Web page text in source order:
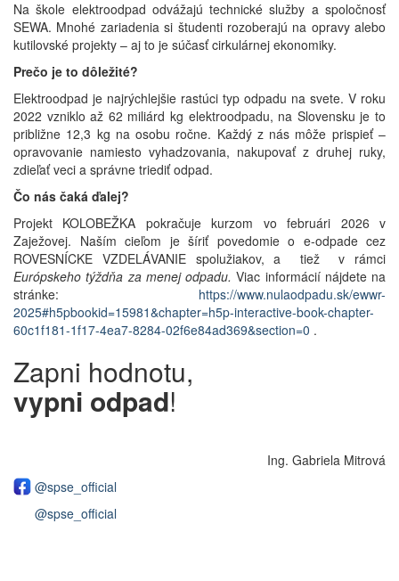
Na škole elektroodpad odvážajú technické služby a spoločnosť
SEWA. Mnohé zariadenia si študenti rozoberajú na opravy alebo
kutilovské projekty – aj to je súčasť cirkulárnej ekonomiky.
Prečo je to dôležité?
Elektroodpad je najrýchlejšie rastúci typ odpadu na svete. V roku
2022 vzniklo až 62 miliárd kg elektroodpadu, na Slovensku je to
približne 12,3 kg na osobu ročne. Každý z nás môže prispieť –
opravovanie namiesto vyhadzovania, nakupovať z druhej ruky,
zdieľať veci a správne triediť odpad.
Čo nás čaká ďalej?
Projekt KOLOBEŽKA pokračuje kurzom vo februári 2026 v
Zaježovej. Naším cieľom je šíriť povedomie o e-odpade cez
ROVESNÍCKE VZDELÁVANIE spolužiakov, a tiež v rámci
Európskeho týždňa za menej odpadu.Viac informácií nájdete na
stránke: https://www.nulaodpadu.sk/ewwr-
2025#h5pbookid=15981&chapter=h5p-interactive-book-chapter-
60c1f181-1f17-4ea7-8284-02f6e84ad369&section=0 .
Zapni hodnotu,
vypni odpad!
Ing. Gabriela Mitrová
@spse_official
@spse_official